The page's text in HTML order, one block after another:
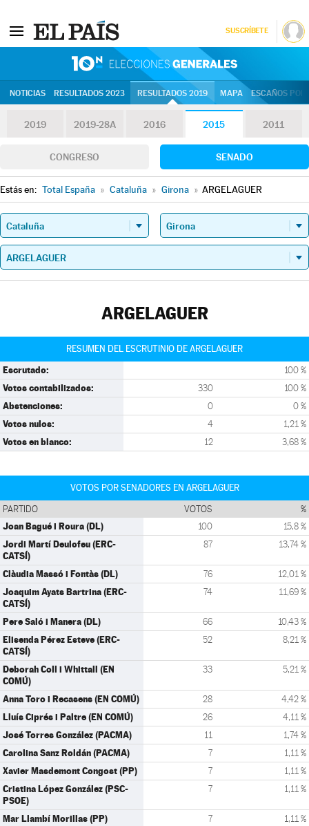
SUSCRÍBETE
NOTICIAS RESULTADOS 2023 RESULTADOS 2019 MAPA ESCAÑOS
2019 2019-28A 2016 2015 2011
CONGRESO SENADO
Estás en: Total España » Cataluña » Girona » ARGELAGUER
ARGELAGUER
RESUMEN DEL ESCRUTINIO DE ARGELAGUER
Escrutado: 100 %
Votos contabilizados: 330 100 %
Abstenciones: 0 0 %
Votos nulos: 4 1,21 %
Votos en blanco: 12 3,68 %
VOTOS POR SENADORES EN ARGELAGUER
PARTIDO VOTOS %
Joan Bagué i Roura (DL) 100 15,8 %
Jordi Martí Deulofeu (ERC-
CATSÍ)
87 13,74 %
Clàudia Massó i Fontàs (DL) 76 12,01 %
Joaquim Ayats Bartrina (ERC-
CATSÍ)
74 11,69 %
Pere Saló i Manera (DL) 66 10,43 %
Elisenda Pérez Esteve (ERC-
CATSÍ)
52 8,21 %
Deborah Coll i Whittall (EN
COMÚ)
33 5,21 %
Anna Toro i Recasens (EN COMÚ) 28 4,42 %
Lluís Ciprés i Paltre (EN COMÚ) 26 4,11 %
José Torres González (PACMA) 11 1,74 %
Carolina Sanz Roldán (PACMA) 7 1,11 %
Xavier Masdemont Congost (PP) 7 1,11 %
Cristina López González (PSC-
PSOE)
7 1,11 %
Mar Llambí Morillas (PP) 7 1,11 %